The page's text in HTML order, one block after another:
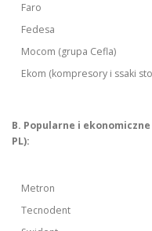
Faro
Fedesa
Mocom (grupa Cefla)
Ekom (kompresory i ssaki
B. Popularne i
PL):
Metron
Tecnodent